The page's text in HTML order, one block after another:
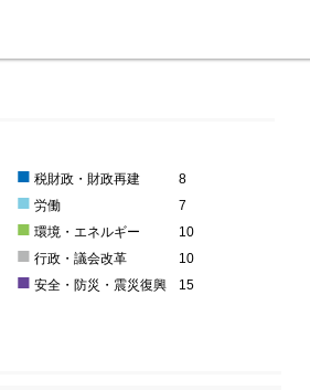
■ 税財政・財政再建 8
■ 労働 7
■ 環境・エネルギー 10
■ 行政・議会改革 10
■ 安全・防災・震災復興 15